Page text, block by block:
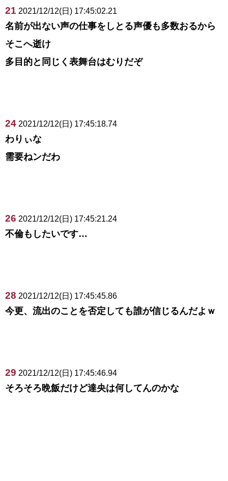
21 2021/12/12(日) 17:45:02.21
名前が出ない声の仕事をしとる声優も多数おるから
そこへ逝け
多目的と同じく表舞台はむりだぞ
24 2021/12/12(日) 17:45:18.74
わりぃな
需要ねンだわ
26 2021/12/12(日) 17:45:21.24
不倫もしたいです…
28 2021/12/12(日) 17:45:45.86
今更、流出のことを否定しても誰が信じるんだよｗ
29 2021/12/12(日) 17:45:46.94
そろそろ晩飯だけど達央は何してんのかな